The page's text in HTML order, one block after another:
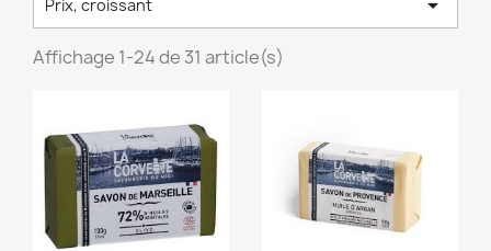
Prix, croissant 
Affichage 1-24 de 31 article(s)